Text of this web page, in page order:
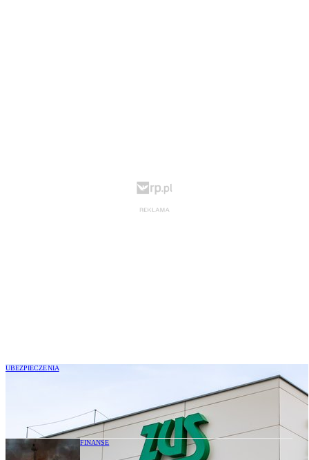
UBEZPIECZENIA
ZUS zaatakowany. Problemy z dostępem
do strony i platformą PUE/eZUS
FINANSE